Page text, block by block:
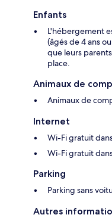
Enfants
L'hébergement
(âgés de 4 ans
que leurs
place.
Animaux de
Animaux de
Internet
Wi-Fi gratuit
Wi-Fi gratuit
Parking
Parking sans
Autres